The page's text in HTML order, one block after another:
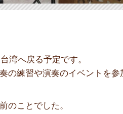
湾へ戻る予定です。
の練習や演奏のイベントを参
のことでした。